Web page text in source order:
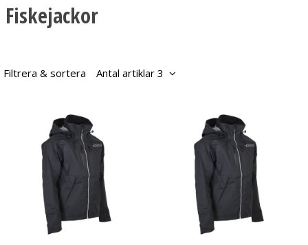
Fiskejackor
Filtrera & sortera Antal artiklar 3